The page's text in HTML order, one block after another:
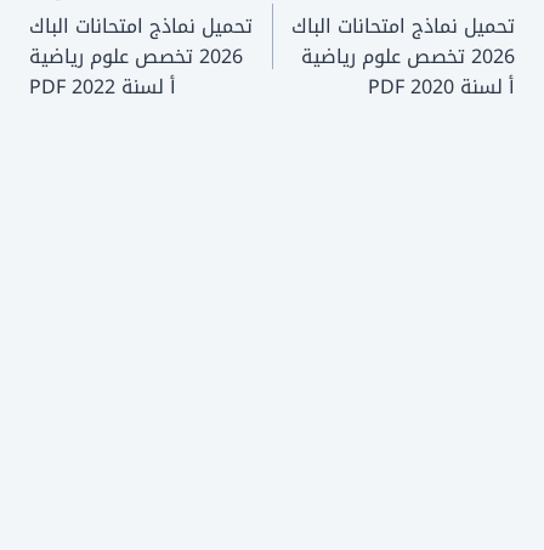
المقالات
تحميل نماذج امتحانات الباك
2026 تخصص علوم رياضية
أ لسنة 2020 PDF
تحميل نماذج امتحانات الباك
2026 تخصص علوم رياضية
أ لسنة 2022 PDF